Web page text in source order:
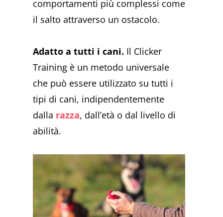
comportamenti più complessi come
il salto attraverso un ostacolo.
Adatto a tutti i cani. Il Clicker
Training è un metodo universale
che può essere utilizzato su tutti i
tipi di cani, indipendentemente
dalla razza, dall’età o dal livello di
abilità.